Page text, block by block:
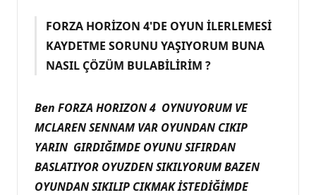
FORZA HORİZON 4'DE OYUN İLERLEMESİ
KAYDETME SORUNU YAŞIYORUM BUNA
NASIL ÇÖZÜM BULABİLİRİM ?
Ben FORZA HORIZON 4 OYNUYORUM VE
MCLAREN SENNAM VAR OYUNDAN CIKIP
YARIN GIRDIĞIMDE OYUNU SIFIRDAN
BASLATIYOR OYUZDEN SIKILYORUM BAZEN
OYUNDAN SIKILIP CIKMAK İSTEDİĞİMDE